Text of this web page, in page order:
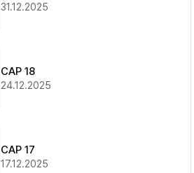
31.12.2025
CAP 18
24.12.2025
CAP 17
17.12.2025